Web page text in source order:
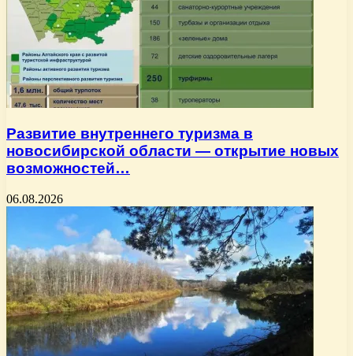
Развитие внутреннего туризма в
новосибирской области — открытие новых
возможностей…
06.08.2026